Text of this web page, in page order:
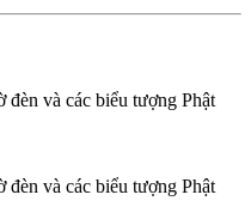
và các biểu tượng Phật
và các biểu tượng Phật